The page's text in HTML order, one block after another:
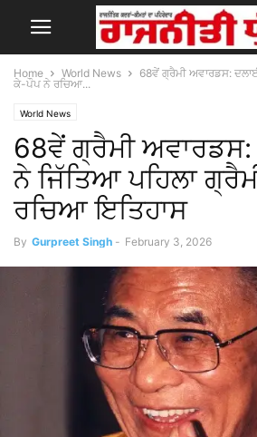
Home World News
68ਵੇਂ ਗ੍ਰੈਮੀ ਅਵਾਰਡਸ:
ਕੇ-ਪੌਪ ਨੇ ਰਚਿਆ...
World News
68ਵੇਂ ਗ੍ਰੈਮੀ ਅਵਾਰਡਸ:
ਨੇ ਜਿੱਤਿਆ ਪਹਿਲਾ
ਰਚਿਆ ਇਤਿਹਾਸ
By Gurpreet Singh - February 3, 2026